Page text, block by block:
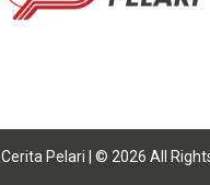
Cerita Pelari | © 2026 All